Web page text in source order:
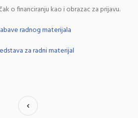
o financiranju kao i obrazac za prijavu.
radnog materijala
za radni materijal